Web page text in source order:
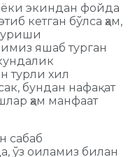
ёки экиндан фойда
кетган бўлса ҳам,
яшаб турган
турли хил
бундан нафақат
ҳам манфаат
сабаб
ўз оиламиз билан